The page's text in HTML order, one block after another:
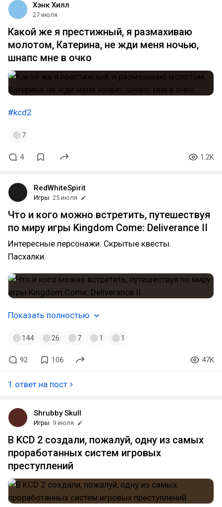
Хэнк Хилл
27 июля
Какой же я престижный, я размахиваю
молотом, Катерина, не жди меня ночью,
шнапс мне в очко
#kcd2
7
4 1.2K
RedWhiteSpirit
Игры 25 июля
Что и кого можно встретить, путешествуя
по миру игры Kingdom Come: Deliverance II
Интересные персонажи. Скрытые квесты.
Пасхалки.
Показать полностью
144 26 7 1 1
92 106 47K
1 ответ на пост
Shrubby Skull
Игры 9 июля
В KCD 2 создали, пожалуй, одну из самых
проработанных систем игровых
преступлений